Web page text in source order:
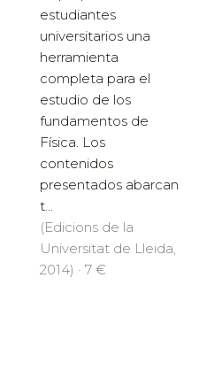
estudiantes
universitarios una
herramienta
completa para el
estudio de los
fundamentos de
Física. Los
contenidos
presentados abarcan
t...
(Edicions de la
Universitat de Lleida,
2014) · 7 €